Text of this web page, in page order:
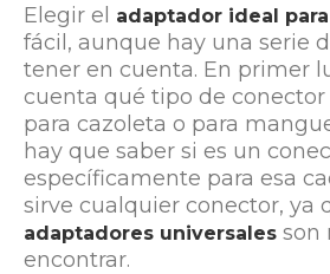
Elegir el adaptador ideal
fácil, aunque hay una serie
tener en cuenta. En primer
cuenta qué tipo de conector
para cazoleta o para
hay que saber si es un
específicamente para esa
sirve cualquier conector, ya
adaptadores universales son
encontrar.